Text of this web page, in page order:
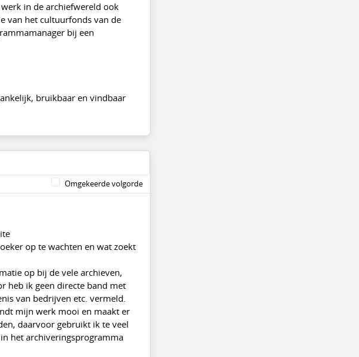
in de archiefwereld ook
van het cultuurfonds van de
bij een
bruikbaar en vindbaar
Omgekeerde volgorde
op te wachten en wat zoekt
op bij de vele archieven,
heb ik geen directe band met
van bedrijven etc. vermeld.
mijn werk mooi en maakt er
daarvoor gebruikt ik te veel
het archiveringsprogramma